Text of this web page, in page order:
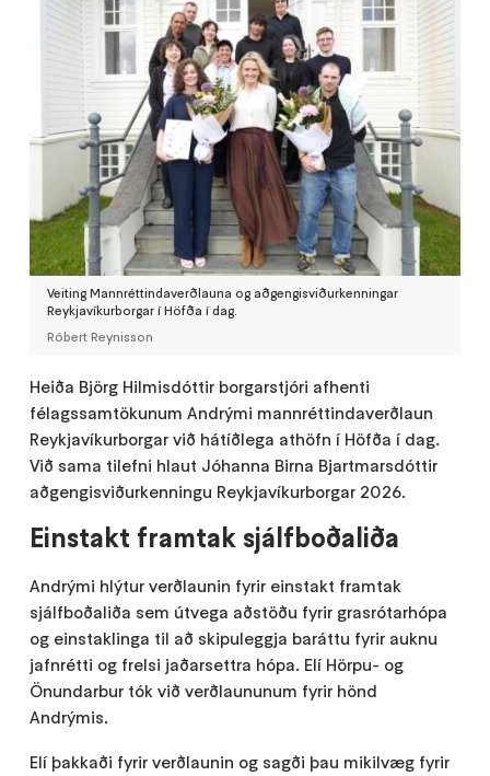
Veiting Mannréttindaverðlauna og aðgengisviðurkenningar
Reykjavíkurborgar í Höfða í dag.
Róbert Reynisson
Heiða Björg Hilmisdóttir borgarstjóri afhenti
félagssamtökunum Andrými mannréttindaverðlaun
Reykjavíkurborgar við hátíðlega athöfn í Höfða í dag.
Við sama tilefni hlaut Jóhanna Birna Bjartmarsdóttir
aðgengisviðurkenningu Reykjavíkurborgar 2026.
Einstakt framtak sjálfboðaliða
Andrými hlýtur verðlaunin fyrir einstakt framtak
sjálfboðaliða sem útvega aðstöðu fyrir grasrótarhópa
og einstaklinga til að skipuleggja baráttu fyrir auknu
jafnrétti og frelsi jaðarsettra hópa. Elí Hörpu- og
Önundarbur tók við verðlaununum fyrir hönd
Andrýmis.
Elí þakkaði fyrir verðlaunin og sagði þau mikilvæg fyrir